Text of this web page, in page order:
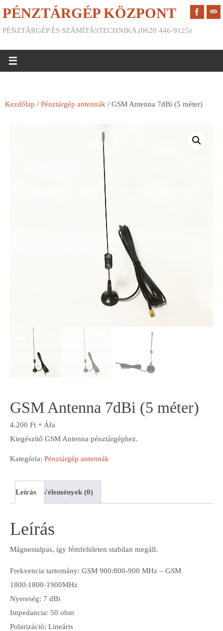
PÉNZTÁRGÉP KÖZPONT
PÉNZTÁRGÉP ÉS SZÁMÍTÁSTECHNIKA (0620 446-9125)
Kezdőlap / Pénztárgép antennák / GSM Antenna 7dBi (5 méter)
GSM Antenna 7dBi (5 méter)
4.200 Ft + Áfa
Kiegészítő GSM Antenna pénztárgéphez.
Kategória: Pénztárgép antennák
Leírás Vélemények (0)
Leírás
Mágnestalpas, így fémfelületen stabilan megáll.
Frekvencia tartomány: GSM 900:800-900 MHz – GSM
1800:1800-1900MHz
Nyereség: 7 dBi
Impedancia: 50 ohm
Polarizáció: Lineáris